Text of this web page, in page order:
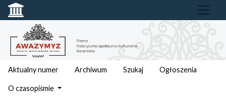
Aktualny numer Archiwum Szukaj Ogłoszenia
O czasopiśmie